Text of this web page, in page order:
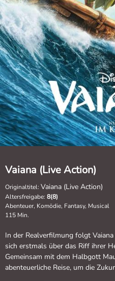
Vaiana (Live Action)
Originaltitel: Vaiana (Live Action)
Altersfreigabe: 8(8)
Abenteuer, Komödie, Fantasy, Musical
115 Min.
In der Realverfilmung folgt
sich erstmals über das Riff ihrer
Gemeinsam mit dem Halbgott
abenteuerliche Reise, um die